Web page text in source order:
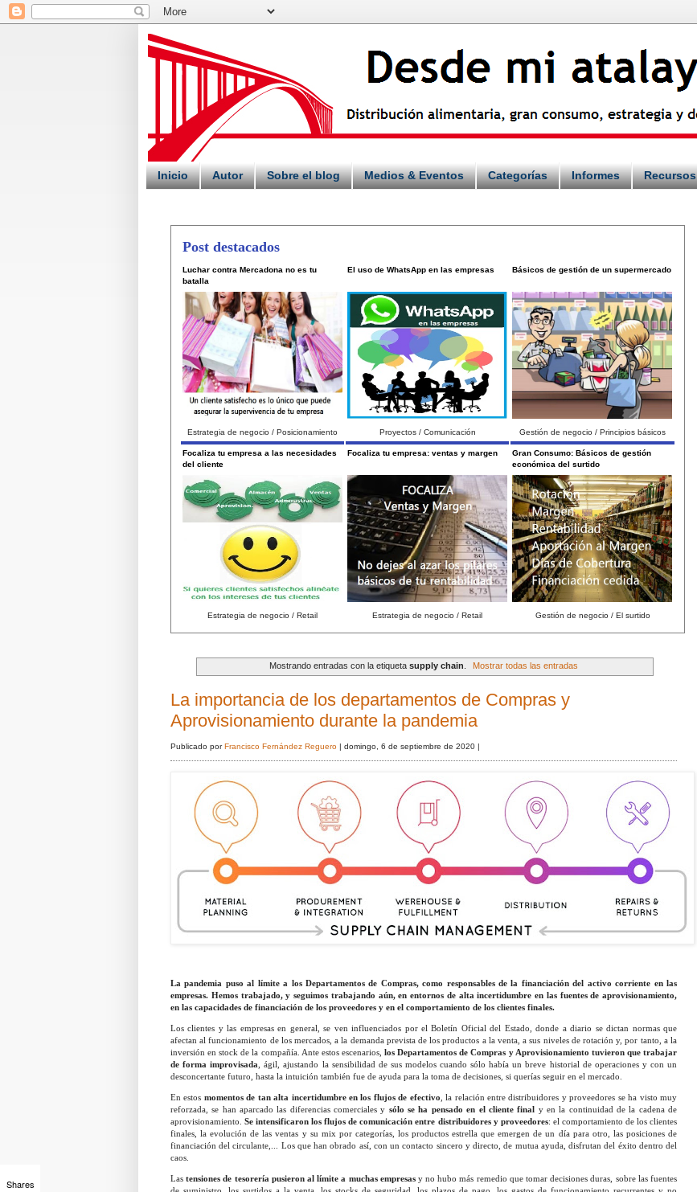
Inicio Autor Sobre el blog Medios & Eventos Categorías Informes Recursos
Post destacados
Luchar contra Mercadona no es tu
batalla
El uso de WhatsApp en las empresas Básicos de gestión de un supermercado
Estrategia de negocio / Posicionamiento Proyectos / Comunicación Gestión de negocio / Principios básicos
Focaliza tu empresa a las necesidades
del cliente
Focaliza tu empresa: ventas y margen
Gran Consumo: Básicos de gestión
económica del surtido
Estrategia de negocio / Retail Estrategia de negocio / Retail Gestión de negocio / El surtido
Mostrando entradas con la etiquetasupply chain Mostrar todas las entradas
La importancia de los departamentos de Compras y
Aprovisionamiento durante la pandemia
Publicado porFrancisco Fernández Reguero | domingo, 6 de septiembre de 2020 |
La pandemia puso al límite a los Departamentos de Compras, como responsables de la financiación del activo corriente en las
empresas. Hemos trabajado, y seguimos trabajando aún, en entornos de alta incertidumbre en las fuentes de aprovisionamiento,
en las capacidades de financiación de los proveedores y en el comportamiento de los clientes finales.
Los clientes y las empresas en general, se ven influenciados por el Boletín Oficial del Estado, donde a diario se dictan normas que
afectan al funcionamiento de los mercados, a la demanda prevista de los productos a la venta, a sus niveles de rotación y, por tanto, a la
inversión en stock de la compañía. Ante estos escenarios,los Departamentos de Compras y Aprovisionamiento tuvieron que trabajar
de forma improvisada
, ágil, ajustando la sensibilidad de sus modelos cuando sólo había un breve historial de operaciones y con un
desconcertante futuro, hasta la intuición también fue de ayuda para la toma de decisiones, si querías seguir en el mercado.
En estos momentos de tan alta incertidumbre en los flujos de efectivo , la relación entre distribuidores y proveedores se ha visto muy
reforzada, se han aparcado las diferencias comerciales y sólo se ha pensado en el cliente final y en la continuidad de la cadena de
aprovisionamiento.Se intensificaron los flujos de comunicación entre distribuidores y proveedores: el comportamiento de los clientes
finales, la evolución de las ventas y su mix por categorías, los productos estrella que emergen de un día para otro, las posiciones de
financiación del circulante,... Los que han obrado así, con un contacto sincero y directo, de mutua ayuda, disfrutan del éxito dentro del
caos.
Lastensiones de tesorería pusieron al límite a muchas empresasy no hubo más remedio que tomar decisiones duras, sobre las fuentes
Shares